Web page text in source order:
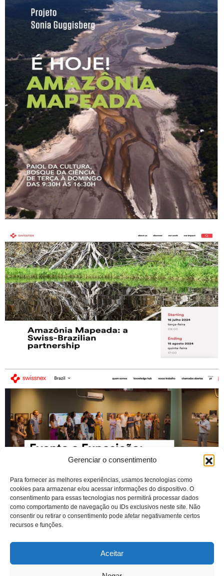
Gerenciar o consentimento
Para fornecer as melhores experiências, usamos tecnologias como
cookies para armazenar e/ou acessar informações do dispositivo. O
consentimento para essas tecnologias nos permitirá processar dados
como comportamento de navegação ou IDs exclusivos neste site. Não
consentir ou retirar o consentimento pode afetar negativamente certos
recursos e funções.
Aceitar
SONIA GUGGISBERG